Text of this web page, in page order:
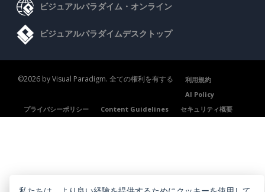
ビジュアルパラダイム・オンライン
ビジュアルパラダイムデスクトップ
©2026 by Visual Paradigm. 全ての権利を有する
利用規約
AI Policy
プライバシーポリシー
Content Guidelines セキュリティ概要